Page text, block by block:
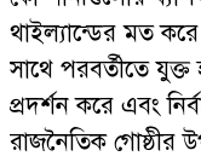
থাইল্যান্ডের মত
সাথে পরবর্তীতে যুক্ত
প্রদর্শন করে এবং
রাজনৈতিক গোষ্ঠীর